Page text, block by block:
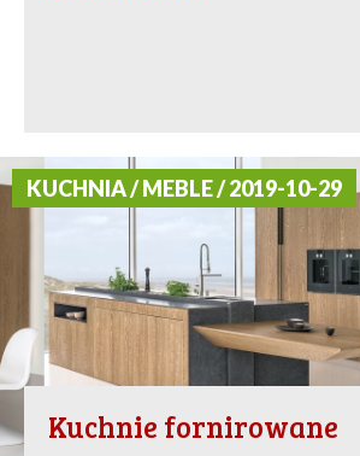
KUCHNIA / MEBLE / 2019-10-29
Kuchnie fornirowane